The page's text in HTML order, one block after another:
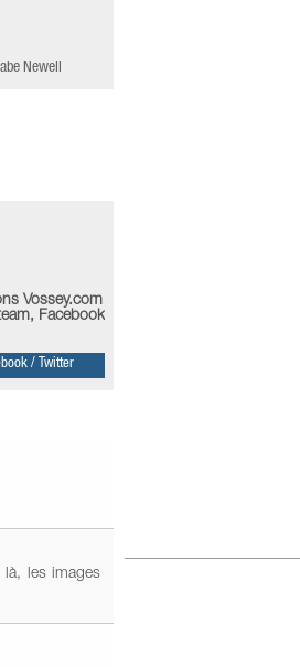
Newell
Vossey.com
Facebook
/ Twitter
les images